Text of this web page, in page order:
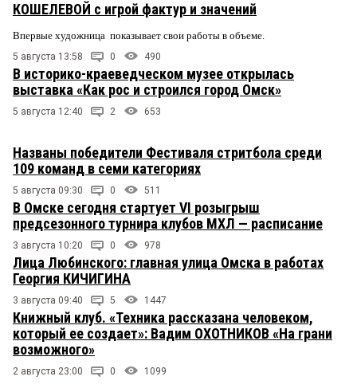
КОШЕЛЕВОЙ с игрой фактур и значений
Впервые художница показывает свои работы в объеме.
5 августа 13:58 0 490
В историко-краеведческом музее открылась
выставка «Как рос и строился город Омск»
5 августа 12:40 2 653
Названы победители Фестиваля стритбола среди
109 команд в семи категориях
5 августа 09:30 0 511
В Омске сегодня стартует VI розыгрыш
предсезонного турнира клубов МХЛ — расписание
3 августа 10:20 0 978
Лица Любинского: главная улица Омска в работах
Георгия КИЧИГИНА
3 августа 09:40 5 1447
Книжный клуб. «Техника рассказана человеком,
который ее создает»: Вадим ОХОТНИКОВ «На грани
возможного»
2 августа 23:00 0 1099